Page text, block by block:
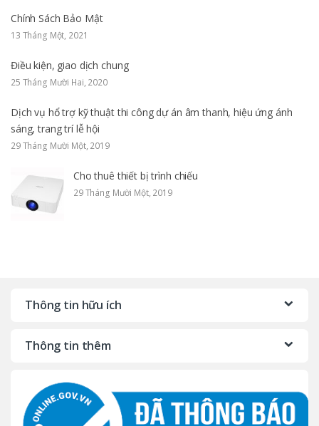
Chính Sách Bảo Mật
13 Tháng Một, 2021
Điều kiện, giao dịch chung
25 Tháng Mười Hai, 2020
Dịch vụ hổ trợ kỹ thuật thi công dự án âm thanh, hiệu ứng ánh
sáng, trang trí lễ hội
29 Tháng Mười Một, 2019
Cho thuê thiết bị trình chiếu
29 Tháng Mười Một, 2019
Thông tin hữu ích
Thông tin thêm